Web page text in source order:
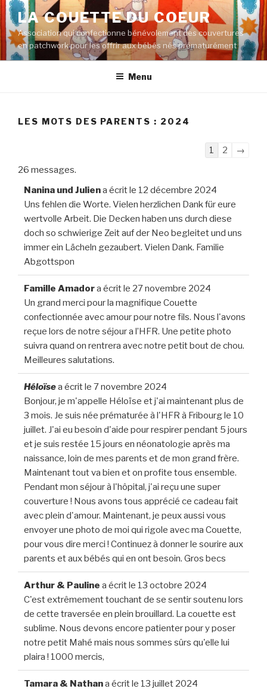
Aller
au
contenu
principal
LA COUETTE DU COEUR
Association qui confectionne bénévolement des couvertures
en patchwork pour les offrir aux bébés nés prématurément
Menu
LES MOTS DES PARENTS : 2024
Navigation
liste
du
livre
d’or
1 2
→
26 messages.
Nanina und Juliena écrit le 12 décembre 2024
Uns fehlen die Worte. Vielen herzlichen Dank für eure
wertvolle Arbeit. Die Decken haben uns durch diese
doch so schwierige Zeit auf der Neo begleitet und uns
immer ein Lächeln gezaubert. Vielen Dank. Familie
Abgottspon
Famille Amadora écrit le 27 novembre 2024
Un grand merci pour la magnifique Couette
confectionnée avec amour pour notre fils. Nous l'avons
reçue lors de notre séjour a l’HFR. Une petite photo
suivra quand on rentrera avec notre petit bout de chou.
Meilleures salutations.
Héloïsea écrit le 7 novembre 2024
Bonjour, je m'appelle Héloïse et j'ai maintenant plus de
3 mois. Je suis née prématurée à l'HFR à Fribourg le 10
juillet. J'ai eu besoin d'aide pour respirer pendant 5 jours
et je suis restée 15 jours en néonatologie après ma
naissance, loin de mes parents et de mon grand frère.
Maintenant tout va bien et on profite tous ensemble.
Pendant mon séjour à l'hôpital, j'ai reçu une super
couverture ! Nous avons tous apprécié ce cadeau fait
avec plein d'amour. Maintenant, je peux aussi vous
envoyer une photo de moi qui rigole avec ma Couette,
pour vous dire merci ! Continuez à donner le sourire aux
parents et aux bébés qui en ont besoin. Gros becs
Arthur & Pauline a écrit le 13 octobre 2024
C'est extrêmement touchant de se sentir soutenu lors
de cette traversée en plein brouillard. La couette est
sublime. Nous devons encore patienter pour y poser
notre petit Mahé mais nous sommes sûrs qu'elle lui
plaira ! 1000 mercis,
Tamara & Nathana écrit le 13 juillet 2024